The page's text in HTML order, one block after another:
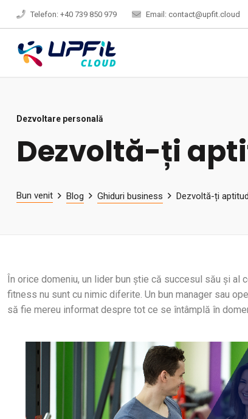
Telefon: +40 739 850 979 Email: contact@upfit.cloud
Dezvoltare personală
Dezvoltă-ți
Bun venit Blog Ghiduri business Dezvoltă-ți
În orice domeniu, un lider bun știe că succesul său și
fitness nu sunt cu nimic diferite. Un bun manager sau
să fie mereu informat despre tot ce se întâmplă în